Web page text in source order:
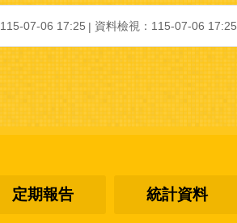
115-07-06 17:25 資料檢視： 115-07-06 17:25
定期報告 統計資料